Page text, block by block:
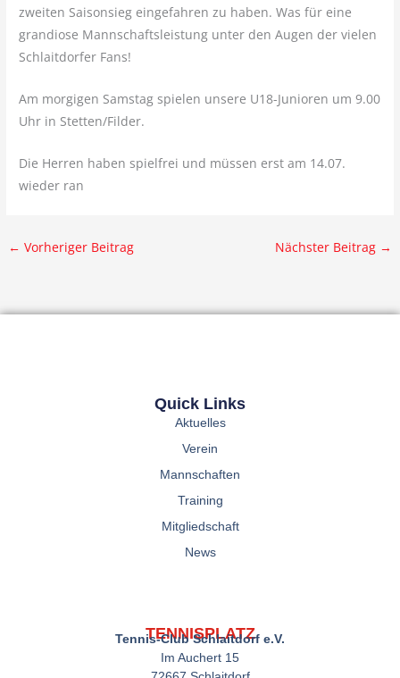
zweiten Saisonsieg eingefahren zu haben. Was für eine
grandiose Mannschaftsleistung unter den Augen der vielen
Schlaitdorfer Fans!
Am morgigen Samstag spielen unsere U18-Junioren um 9.00
Uhr in Stetten/Filder.
Die Herren haben spielfrei und müssen erst am 14.07.
wieder ran
← Vorheriger Beitrag Nächster Beitrag →
Quick Links
Aktuelles
Verein
Mannschaften
Training
Mitgliedschaft
News
TENNISPLATZ
Tennis-Club Schlaitdorf e.V.
Im Auchert 15